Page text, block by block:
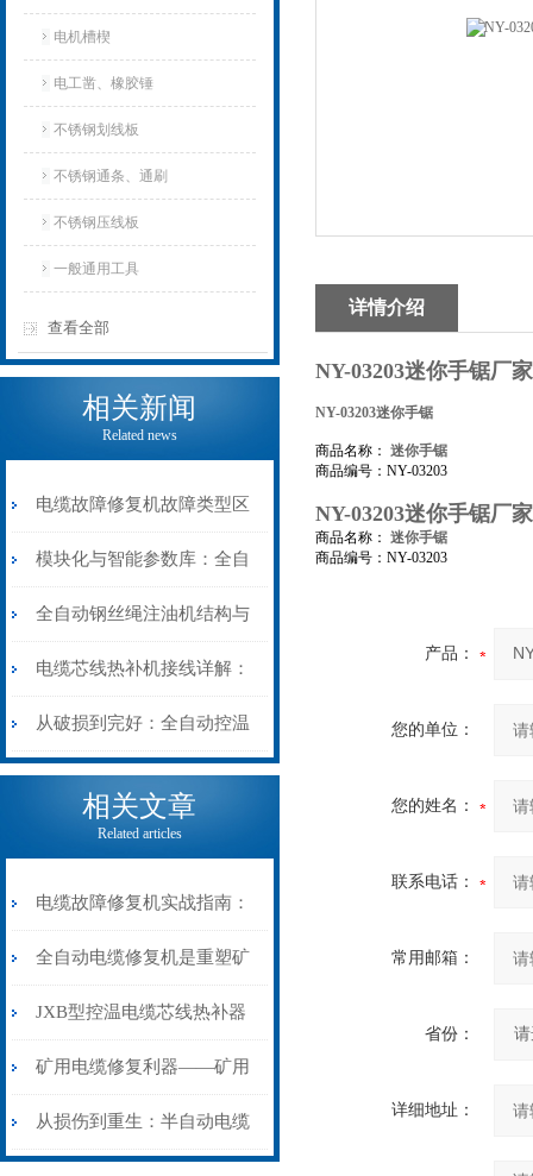
电机槽楔
电工凿、橡胶锤
不锈钢划线板
不锈钢通条、通刷
不锈钢压线板
一般通用工具
查看全部
相关新闻
Related news
电缆故障修复机故障类型区
分指南：从“绝缘电
阻”到“波形特征”的精准诊
断逻辑
模块化与智能参数库：全自
动电缆修复机的快速换型逻
辑
全自动钢丝绳注油机结构与
工作原理：揭秘高效润滑的
机械密码
电缆芯线热补机接线详解：
从入门到精通
从破损到完好：全自动控温
电缆热补机的核心价值
相关文章
Related articles
电缆故障修复机实战指南：
从“盲测”到“精确定点”的三
步作业法
全自动电缆修复机是重塑矿
山电力动脉的“智能外科医
生”
JXB型控温电缆芯线热补器
安装与接线：精准修复的工
艺基石
矿用电缆修复利器——矿用
电缆热补机智能控温，安全
从损伤到重生：半自动电缆
详情介绍
NY-03203迷你手锯厂家
NY-03203迷你手锯
商品名称： 迷你手锯
商品编号：NY-03203
NY-03203迷你手锯厂家
商品名称： 迷你手锯
商品编号：NY-03203
产品：
您的单位：
您的姓名：
联系电话：
常用邮箱：
省份：
详细地址：